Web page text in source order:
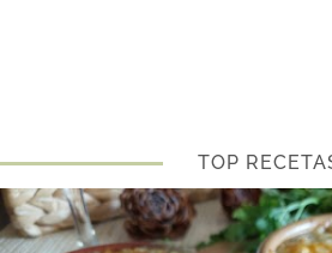
TOP